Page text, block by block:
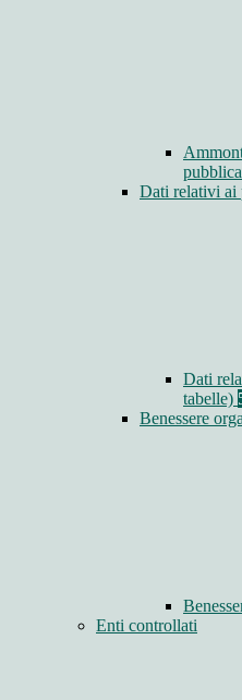
Dati relativi ai
Dati
tabelle)
Benessere
Enti controllati